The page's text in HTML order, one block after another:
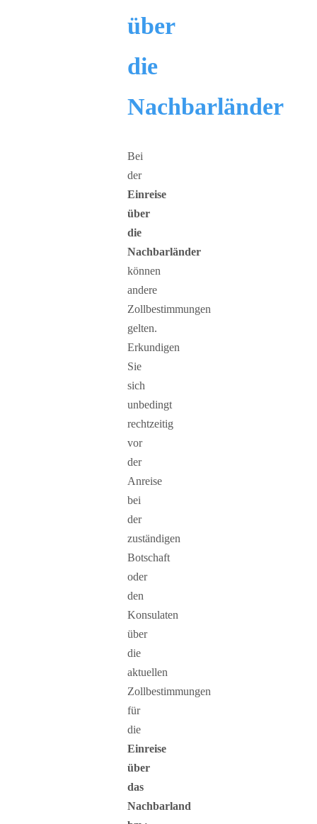
über
die
Nachbarländer
Bei
der
Einreise
über
die
Nachbarländer
können
andere
Zollbestimmungen
gelten.
Erkundigen
Sie
sich
unbedingt
rechtzeitig
vor
der
Anreise
bei
der
zuständigen
Botschaft
oder
den
Konsulaten
über
die
aktuellen
Zollbestimmungen
für
die
Einreise
über
das
Nachbarland